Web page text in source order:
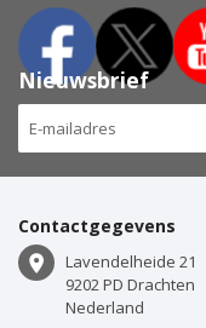
Nieuwsbrief
Contactgegevens
Lavendelheide 21
9202 PD Drachten
Nederland